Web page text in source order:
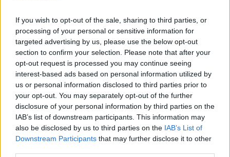
If you wish to opt-out of the sale, sharing to third parties, or
processing of your personal or sensitive information for
targeted advertising by us, please use the below opt-out
section to confirm your selection. Please note that after your
opt-out request is processed you may continue seeing
interest-based ads based on personal information utilized by
us or personal information disclosed to third parties prior to
your opt-out. You may separately opt-out of the further
disclosure of your personal information by third parties on the
IAB’s list of downstream participants. This information may
also be disclosed by us to third parties on the IAB’s List of
Downstream Participants that may further disclose it to other
kusinen Hyundai Tucson och prenumerationsbilen Lynk &
Co, båda laddhybrider?
0 kommentarer Gasa (5) Bromsa (3)
Test: Hyundai Tucson,
Kia Sportage och Lynk &
Co 01 (2022)
NYBILSTEST 8 mars 2022 Nya Kia Sportage hamnar i den